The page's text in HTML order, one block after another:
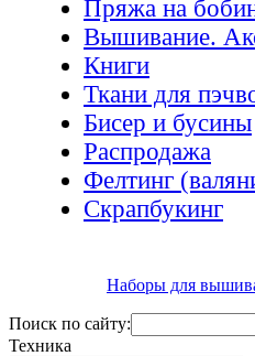
Пряжа на
Вышивание.
Книги
Ткани для
Бисер и бусины
Распродажа
Фелтинг
Скрапбукинг
Наборы для
Поиск по сайту:
Техника